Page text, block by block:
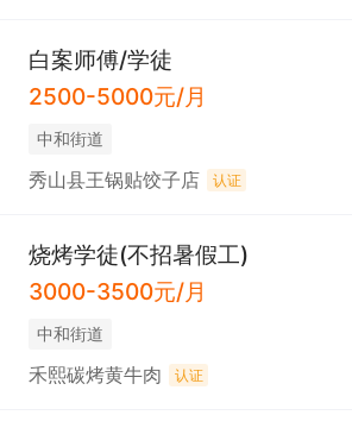
白案师傅/学徒
2500-5000元/月
中和街道
秀山县王锅贴饺子店 认证
烧烤学徒(不招暑假工)
3000-3500元/月
中和街道
禾熙碳烤黄牛肉 认证